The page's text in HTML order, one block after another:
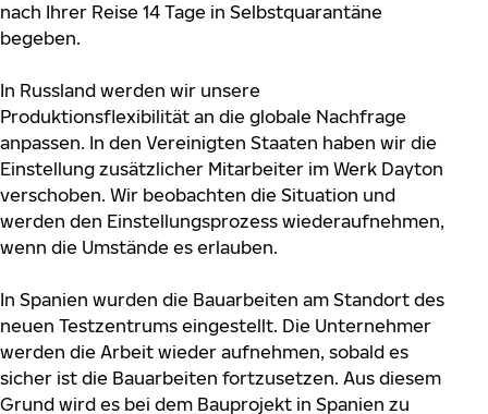
nach Ihrer Reise 14 Tage in Selbstquarantäne
begeben.
In Russland werden wir unsere
Produktionsflexibilität an die globale Nachfrage
anpassen. In den Vereinigten Staaten haben wir die
Einstellung zusätzlicher Mitarbeiter im Werk Dayton
verschoben. Wir beobachten die Situation und
werden den Einstellungsprozess wiederaufnehmen,
wenn die Umstände es erlauben.
In Spanien wurden die Bauarbeiten am Standort des
neuen Testzentrums eingestellt. Die Unternehmer
werden die Arbeit wieder aufnehmen, sobald es
sicher ist die Bauarbeiten fortzusetzen. Aus diesem
Grund wird es bei dem Bauprojekt in Spanien zu